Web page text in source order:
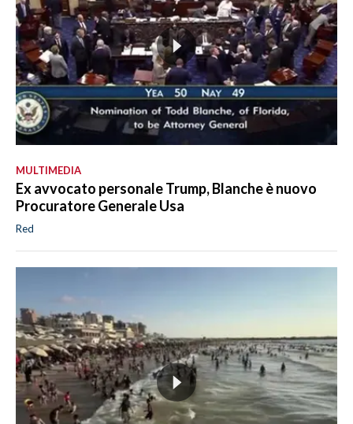
MULTIMEDIA
Ex avvocato personale Trump, Blanche è nuovo
Procuratore Generale Usa
Red